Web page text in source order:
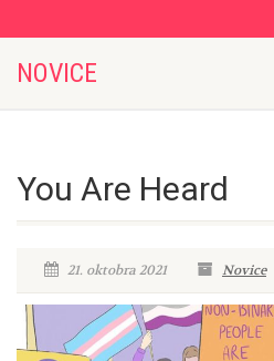
NOVICE
You Are Heard
21. oktobra 2021 Novice